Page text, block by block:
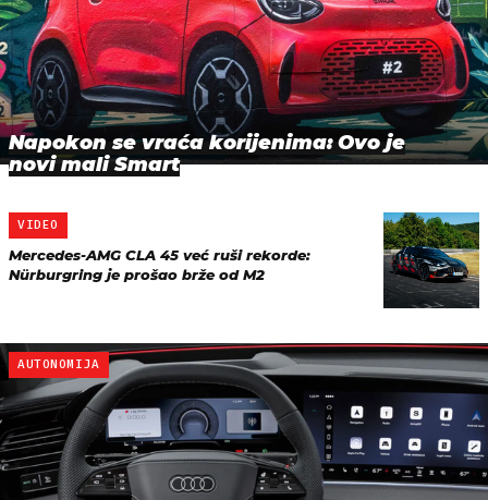
Napokon se vraća korijenima: Ovo je
novi mali Smart
VIDEO
Mercedes-AMG CLA 45 već ruši rekorde:
Nürburgring je prošao brže od M2
AUTONOMIJA